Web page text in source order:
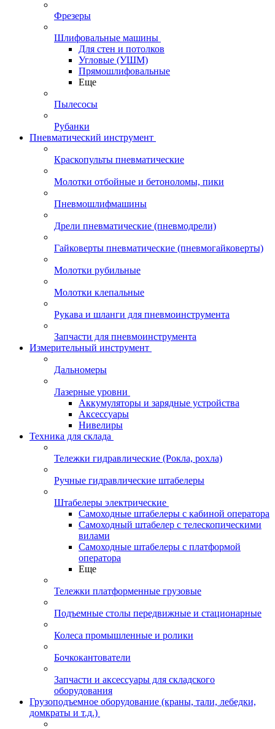
Фрезеры
Шлифовальные машины
Для стен и потолков
Угловые (УШМ)
Прямошлифовальные
Еще
Пылесосы
Рубанки
Пневматический инструмент
Краскопульты пневматические
Молотки отбойные и бетоноломы, пики
Пневмошлифмашины
Дрели пневматические (пневмодрели)
Гайковерты пневматические (пневмогайковерты)
Молотки рубильные
Молотки клепальные
Рукава и шланги для пневмоинструмента
Запчасти для пневмоинструмента
Измерительный инструмент
Дальномеры
Лазерные уровни
Аккумуляторы и зарядные устройства
Аксессуары
Нивелиры
Техника для склада
Тележки гидравлические (Рокла, рохла)
Ручные гидравлические штабелеры
Штабелеры электрические
Самоходные штабелеры с кабиной оператора
Самоходный штабелер с телескопическими
вилами
Самоходные штабелеры с платформой
оператора
Еще
Тележки платформенные грузовые
Подъемные столы передвижные и стационарные
Колеса промышленные и ролики
Бочкокантователи
Запчасти и аксессуары для складского
оборудования
Грузоподъемное оборудование (краны, тали, лебедки,
домкраты и т.д.)